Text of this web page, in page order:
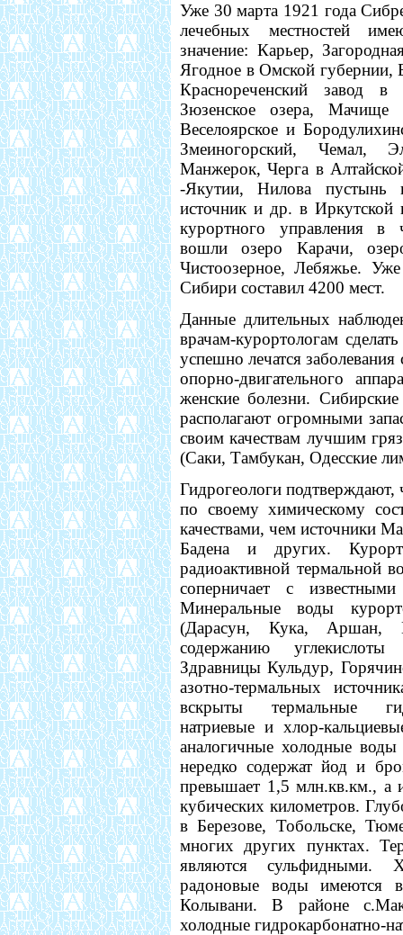
Уже 30 марта 1921 года
лечебных местностей
значение: Карьер,
Ягодное в Омской губернии,
Краснореченский завод в
Зюзенское озера, Мачище
Веселоярское и
Змеиногорский, Чемал,
Манжерок, Черга в
-Якутии, Нилова пустынь
источник и др. в Иркутской
курортного управления в
вошли озеро Карачи,
Чистоозерное, Лебяжье.
Сибири составил 4200 мест.
Данные длительных
врачам-курортологам
успешно лечатся
опорно-двигательного
женские болезни.
располагают огромными
своим качествам лучшим
(Саки, Тамбукан, Одесские
Гидрогеологи
по своему химическому
качествами, чем источники
Бадена и других.
радиоактивной термальной
соперничает с
Минеральные воды
(Дарасун, Кука, Аршан,
содержанию углекислоты
Здравницы Кульдур,
азотно-термальных
вскрыты термальные
натриевые и хлор-
аналогичные холодные
нередко содержат йод и
превышает 1,5 млн.кв.км., а
кубических километров.
в Березове, Тобольске,
многих других пунктах.
являются сульфидными.
радоновые воды имеются в
Колывани. В районе
холодные гидрокарбонатно-